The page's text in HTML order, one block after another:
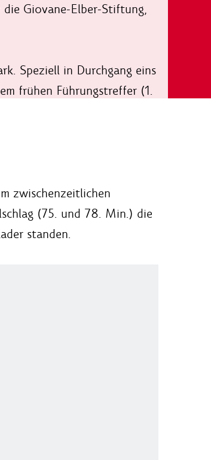
Giovane-Elber-Stiftung,
Speziell in Durchgang eins
frühen Führungstreffer (1.
zwischenzeitlichen
(75. und 78. Min.) die
standen.